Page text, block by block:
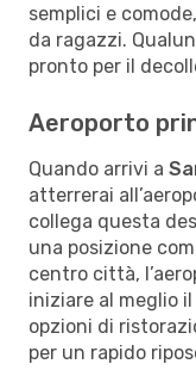
semplici e
da ragazzi.
pronto per il
Aeroporto
Quando arrivi a
atterrerai
collega questa
una posizione
centro città,
iniziare al meglio
opzioni di
per un rapido